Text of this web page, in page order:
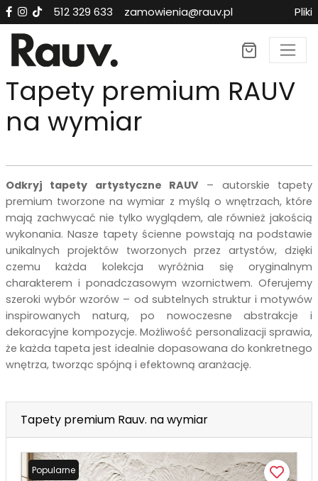
512 329 633 zamowienia@rauv.pl Pliki
Tapety premium RAUV
na wymiar
Odkryj tapety artystyczne RAUV – autorskie tapety
premium tworzone na wymiar z myślą o wnętrzach, które
mają zachwycać nie tylko wyglądem, ale również jakością
wykonania. Nasze tapety ścienne powstają na podstawie
unikalnych projektów tworzonych przez artystów, dzięki
czemu każda kolekcja wyróżnia się oryginalnym
charakterem i ponadczasowym wzornictwem. Oferujemy
szeroki wybór wzorów – od subtelnych struktur i motywów
inspirowanych naturą, po nowoczesne abstrakcje i
dekoracyjne kompozycje. Możliwość personalizacji sprawia,
że każda tapeta jest idealnie dopasowana do konkretnego
wnętrza, tworząc spójną i efektowną aranżację.
Tapety premium Rauv. na wymiar
Popularne